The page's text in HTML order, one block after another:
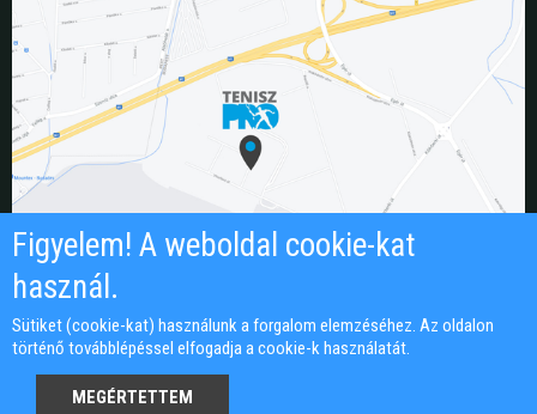
Honlapkészítés: Ujlap.hu
Figyelem! A weboldal cookie-kat
használ.
Sütiket (cookie-kat) használunk a forgalom elemzéséhez. Az oldalon
történő továbblépéssel elfogadja a cookie-k használatát.
MEGÉRTETTEM